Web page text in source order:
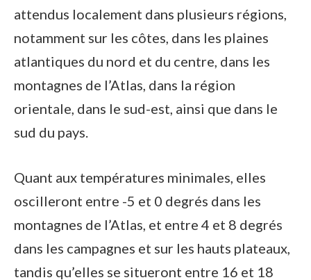
attendus localement dans plusieurs régions,
notamment sur les côtes, dans les plaines
atlantiques du nord et du centre, dans les
montagnes de l’Atlas, dans la région
orientale, dans le sud-est, ainsi que dans le
sud du pays.
Quant aux températures minimales, elles
oscilleront entre -5 et 0 degrés dans les
montagnes de l’Atlas, et entre 4 et 8 degrés
dans les campagnes et sur les hauts plateaux,
tandis qu’elles se situeront entre 16 et 18